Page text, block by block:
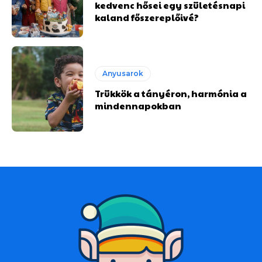
kedvenc hősei egy születésnapi
kaland főszereplőivé?
Anyusarok
Trükkök a tányéron, harmónia a
mindennapokban